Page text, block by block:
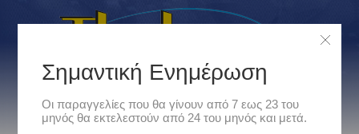
Σημαντική Ενημέρωση
Οι παραγγελίες που θα γίνουν από 7 εως 23 του
μηνός θα εκτελεστούν από 24 του μηνός και μετά.